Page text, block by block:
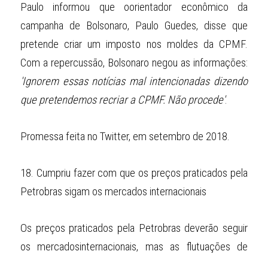
Paulo informou que oorientador econômico da
campanha de Bolsonaro, Paulo Guedes, disse que
pretende criar um imposto nos moldes da CPMF.
'Ignorem essas notícias mal intencionadas dizendo
que pretendemos recriar a CPMF. Não procede'.
Promessa feita no Twitter, em setembro de 2018.
18. Cumpriu fazer com que os preços praticados pela
Petrobras sigam os mercados internacionais
Os preços praticados pela Petrobras deverão seguir
os mercadosinternacionais, mas as flutuações de